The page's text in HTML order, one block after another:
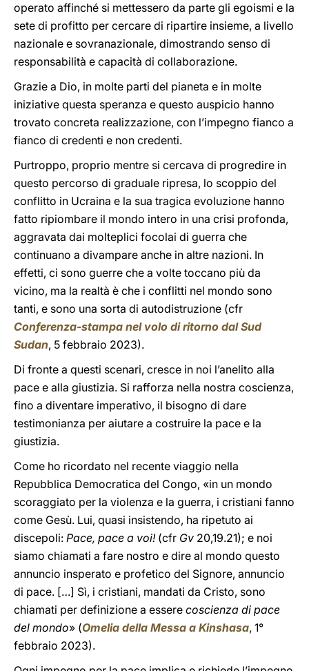
operato affinché si mettessero da parte gli egoismi e la
sete di profitto per cercare di ripartire insieme, a livello
nazionale e sovranazionale, dimostrando senso di
responsabilità e capacità di collaborazione.
Grazie a Dio, in molte parti del pianeta e in molte
iniziative questa speranza e questo auspicio hanno
trovato concreta realizzazione, con l’impegno fianco a
fianco di credenti e non credenti.
Purtroppo, proprio mentre si cercava di progredire in
questo percorso di graduale ripresa, lo scoppio del
conflitto in Ucraina e la sua tragica evoluzione hanno
fatto ripiombare il mondo intero in una crisi profonda,
aggravata dai molteplici focolai di guerra che
continuano a divampare anche in altre nazioni. In
effetti, ci sono guerre che a volte toccano più da
vicino, ma la realtà è che i conflitti nel mondo sono
tanti, e sono una sorta di autodistruzione (cfr
Conferenza-stampa nel volo di ritorno dal Sud
Sudan, 5 febbraio 2023).
Di fronte a questi scenari, cresce in noi l’anelito alla
pace e alla giustizia. Si rafforza nella nostra coscienza,
fino a diventare imperativo, il bisogno di dare
testimonianza per aiutare a costruire la pace e la
giustizia.
Come ho ricordato nel recente viaggio nella
Repubblica Democratica del Congo, «in un mondo
scoraggiato per la violenza e la guerra, i cristiani fanno
come Gesù. Lui, quasi insistendo, ha ripetuto ai
discepoli: Pace, pace a voi!(cfr Gv 20,19.21); e noi
siamo chiamati a fare nostro e dire al mondo questo
annuncio insperato e profetico del Signore, annuncio
di pace. […] Sì, i cristiani, mandati da Cristo, sono
chiamati per definizione a essere coscienza di pace
del mondo» (Omelia della Messa a Kinshasa, 1°
febbraio 2023).